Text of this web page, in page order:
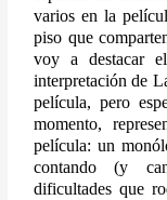
varios en la
piso que
voy a destacar
interpretación de
película, pero
momento,
película: un
contando (y
dificultades que